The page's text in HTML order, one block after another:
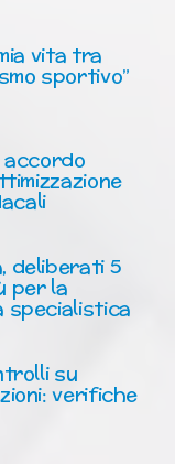
vita tra
sportivo”
accordo
deliberati 5
per la
specialistica
su
verifiche